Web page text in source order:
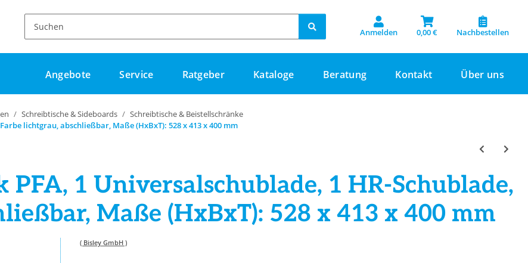
Anmelden 0,00 € Nachbestellen
Angebote Service Ratgeber Kataloge Beratung Kontakt Über uns
Schreibtische & Sideboards
Schreibtische & Beistellschränke
lichtgrau, abschließbar, Maße (HxBxT): 528 x 413 x 400 mm
1 Universalschublade, 1 HR-Schublade,
Maße (HxBxT): 528 x 413 x 400 mm
( Bisley GmbH )